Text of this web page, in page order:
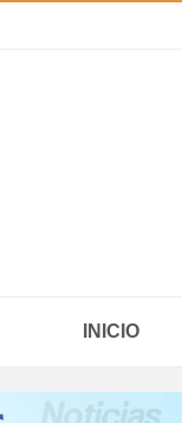
INICIO